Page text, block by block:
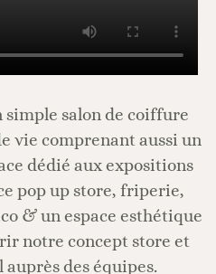
simple salon de coiffure
vie comprenant aussi un
dédié aux expositions
pop up store, friperie,
& un espace esthétique
notre concept store et
des équipes.